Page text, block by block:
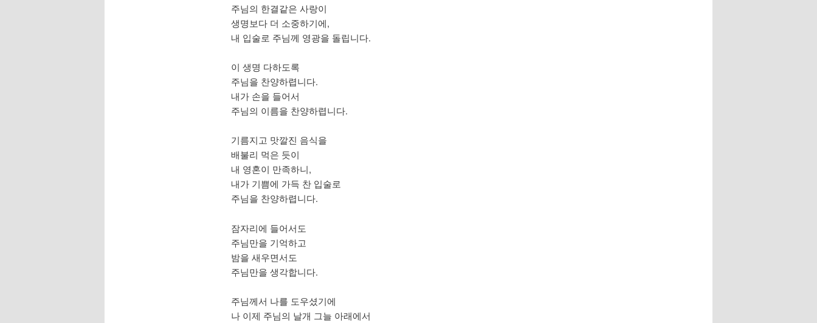
주님의 한결같은 사랑이
생명보다 더 소중하기에,
내 입술로 주님께 영광을 돌립니다.
이 생명 다하도록
주님을 찬양하렵니다.
내가 손을 들어서
주님의 이름을 찬양하렵니다.
기름지고 맛깔진 음식을
배불리 먹은 듯이
내 영혼이 만족하니,
내가 기쁨에 가득 찬 입술로
주님을 찬양하렵니다.
잠자리에 들어서도
주님만을 기억하고
밤을 새우면서도
주님만을 생각합니다.
주님께서 나를 도우셨기에
나 이제 주님의 날개 그늘 아래에서